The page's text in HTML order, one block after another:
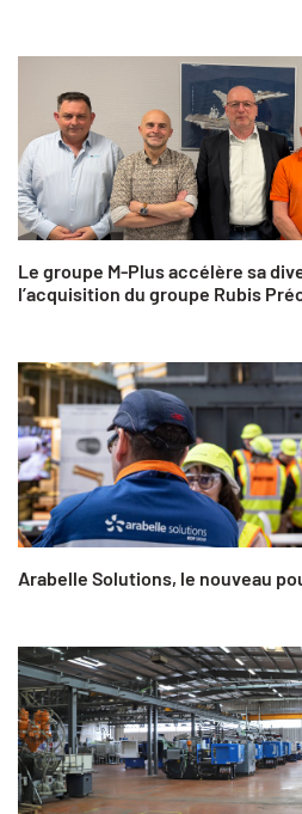
Le groupe M-Plus accélère sa
l’acquisition du groupe Rubis
Arabelle Solutions, le nouveau